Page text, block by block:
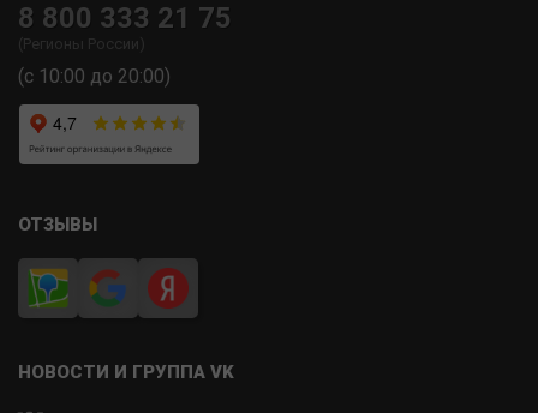
8 800 333 21 75
(Регионы России)
(с 10:00 до 20:00)
ОТЗЫВЫ
НОВОСТИ И ГРУППА VK